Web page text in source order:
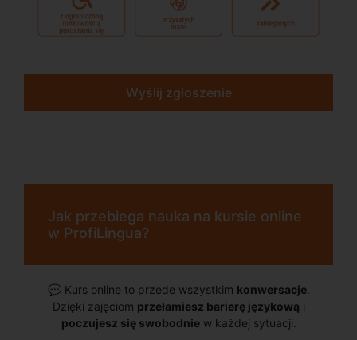
Wyślij zgłoszenie
Jak przebiega nauka na kursie online
w ProfiLingua?
💬 Kurs online to przede wszystkim konwersacje.
Dzięki zajęciom przełamiesz barierę językową i
poczujesz się swobodniew każdej sytuacji.